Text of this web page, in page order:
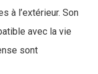
à l’extérieur. Son
avec la vie
sont